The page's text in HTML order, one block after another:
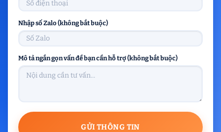
Nhập số Zalo (không bắt buộc)
Mô tả ngắn gọn vấn đề bạn cần hỗ trợ (không bắt buộc)